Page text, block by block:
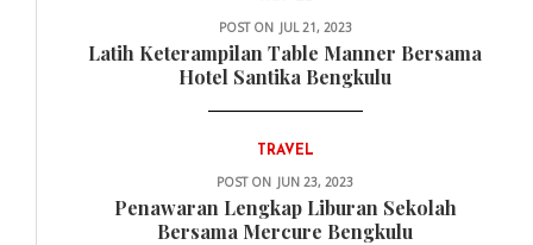
POST ON JUL 21, 2023
Latih Keterampilan Table Manner Bersama
Hotel Santika Bengkulu
TRAVEL
POST ON JUN 23, 2023
Penawaran Lengkap Liburan Sekolah
Bersama Mercure Bengkulu